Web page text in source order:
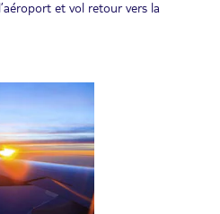
et vol retour vers la